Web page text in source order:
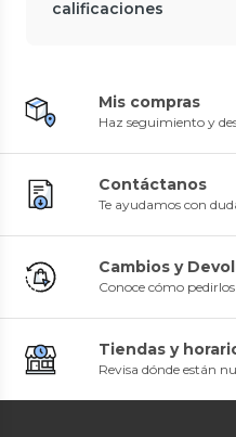
calificaciones
Mis compras
Haz seguimiento y
Contáctanos
Te ayudamos con
Cambios y
Conoce cómo pedirlos
Tiendas y
Revisa dónde están